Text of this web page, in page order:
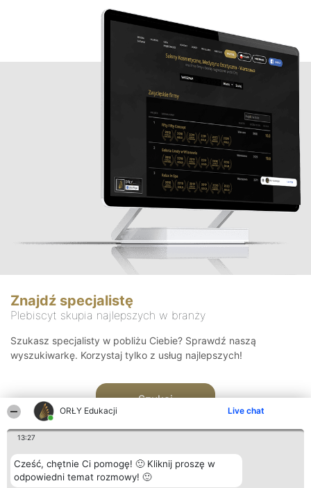
ORŁY Edukacji Live chat
13:27
Cześć, chętnie Ci pomogę! 🙂 Kliknij proszę w
odpowiedni temat rozmowy! 🙂
Znajdź specjalistę
Plebiscyt skupia najlepszych w branży
Szukasz specjalisty w pobliżu Ciebie? Sprawdź naszą
wyszukiwarkę. Korzystaj tylko z usług najlepszych!
Szukaj